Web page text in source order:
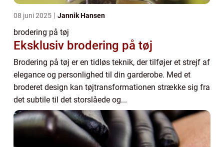
08 juni 2025 Jannik Hansen
brodering på tøj
Eksklusiv brodering på tøj
Brodering på tøj er en tidløs teknik, der tilføjer et strejf af
elegance og personlighed til din garderobe. Med et
broderet design kan tøjtransformationen strække sig fra
det subtile til det storslåede og...